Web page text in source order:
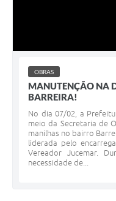
OBRAS
MANUTENÇÃO NA
BARREIRA!
No dia 07/02, a
meio da Secretaria de
manilhas no bairro
liderada pelo
Vereador Jucemar.
necessidade de...